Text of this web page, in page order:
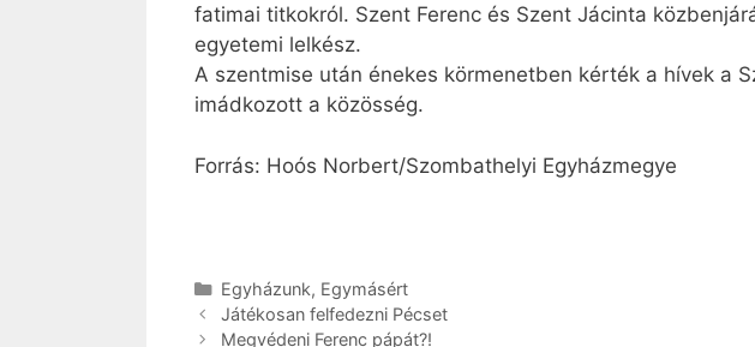
fatimai titkokról. Szent Ferenc és Szent Jácinta
egyetemi lelkész.
A szentmise után énekes körmenetben kérték a hívek a
imádkozott a közösség.
Forrás: Hoós Norbert/Szombathelyi Egyházmegye
Kategória
Egyházunk, Egymásért
Játékosan felfedezni Pécset
Megvédeni Ferenc pápát?!